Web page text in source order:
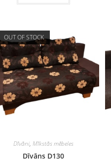
OUT OF STOCK
Dīvāni,Mīkstās mēbeles
Dīvāns D130